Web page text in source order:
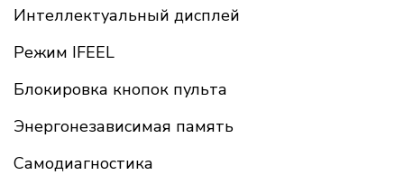
Интеллектуальный дисплей
Режим IFEEL
Блокировка кнопок пульта
Энергонезависимая память
Самодиагностика